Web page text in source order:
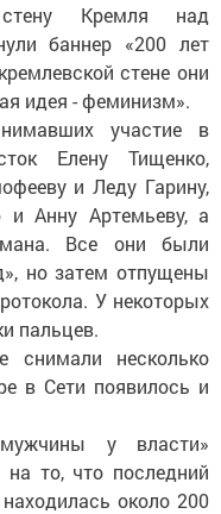
Кремля над
баннер «200 лет
стене они
идея - феминизм».
участие в
Елену Тищенко,
и Леду Гарину,
и Анну Артемьеву, а
Все они были
но затем отпущены
У некоторых
пальцев.
снимали несколько
в Сети появилось и
у власти»
на то, что последний
около 200